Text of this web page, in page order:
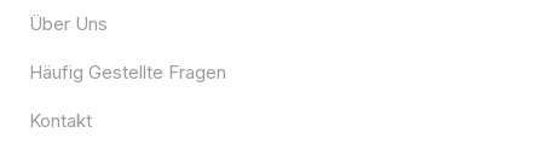
Über Uns
Häufig Gestellte Fragen
Kontakt